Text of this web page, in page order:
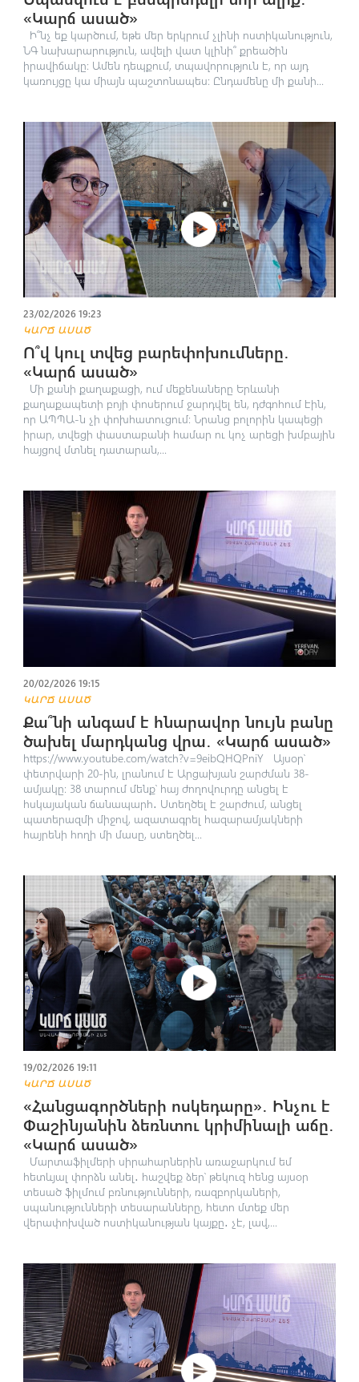
«Կարճ ասած»
Ի՞նչ եք կարծում, եթե մեր երկրում չլինի ոստիկանություն,
ՆԳ նախարարություն, ավելի վատ կլինի՞ քրեածին
իրավիճակը։ Ամեն դեպքում, տպավորություն է, որ այդ
կառույցը կա միայն պաշտոնապես։ Ընդամենը մի քանի...
23/02/2026 19:23
ԿԱՐՃ ԱՍԱԾ
Ո՞վ կուլ տվեց բարեփոխումները․
«Կարճ ասած»
Մի քանի քաղաքացի, ում մեքենաները Երևանի
քաղաքապետի բոյի փոսերում ջարդվել են, դժգոհում էին,
որ ԱՊՊԱ-ն չի փոխհատուցում։ Նրանց բոլորին կապեցի
իրար, տվեցի փաստաբանի համար ու կոչ արեցի խմբային
հայցով մտնել դատարան,...
20/02/2026 19:15
ԿԱՐՃ ԱՍԱԾ
Քա՞նի անգամ է հնարավոր նույն բանը
ծախել մարդկանց վրա․ «Կարճ ասած»
https://www.youtube.com/watch?v=9eibQHQPniY Այսօր՝
փետրվարի 20-ին, լրանում է Արցախյան շարժման 38-
ամյակը։ 38 տարում մենք՝ հայ ժողովուրդը անցել է
հսկայական ճանապարհ․ Ստեղծել է շարժում, անցել
պատերազմի միջով, ազատագրել հազարամյակների
հայրենի հողի մի մասը, ստեղծել...
19/02/2026 19:11
ԿԱՐՃ ԱՍԱԾ
«Հանցագործների ոսկեդարը»․ Ինչու է
Փաշինյանին ձեռնտու կրիմինալի աճը․
«Կարճ ասած»
Մարտաֆիլմերի սիրահարներին առաջարկում եմ
հետևյալ փորձն անել․ հաշվեք ձեր՝ թեկուզ հենց այսօր
տեսած ֆիլմում բռնությունների, ռազբորկաների,
սպանությունների տեսարանները, հետո մտեք մեր
վերափոխված ոստիկանության կայքը․ չէ, լավ,...